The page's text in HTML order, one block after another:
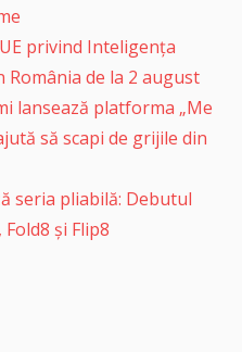
privind Inteligența
România de la 2 august
lansează platforma „Me
să scapi de grijile din
seria pliabilă: Debutul
și Flip8